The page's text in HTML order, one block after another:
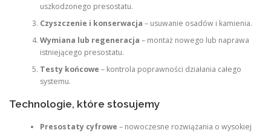
uszkodzonego presostatu.
Czyszczenie i konserwacja – usuwanie osadów i kamienia.
Wymiana lub regeneracja – montaż nowego lub naprawa
istniejącego presostatu.
Testy końcowe – kontrola poprawności działania całego
systemu.
Technologie, które stosujemy
Presostaty cyfrowe – nowoczesne rozwiązania o wysokiej